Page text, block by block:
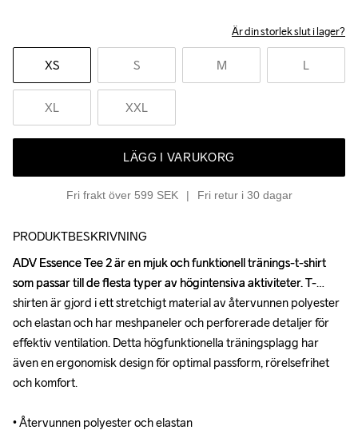
Är din storlek slut i lager?
XS S M L
XL XXL
LÄGG I VARUKORG
Fri frakt över 599 SEK Fri retur i 30 dagar
PRODUKTBESKRIVNING
ADV Essence Tee 2 är en mjuk och funktionell tränings-t-shirt
som passar till de flesta typer av högintensiva aktiviteter. T-
shirten är gjord i ett stretchigt material av återvunnen polyester
och elastan och har meshpaneler och perforerade detaljer för
effektiv ventilation. Detta högfunktionella träningsplagg har
även en ergonomisk design för optimal passform, rörelsefrihet
och komfort.
• Återvunnen polyester och elastan
ADV Essence Tee 2 är en mjuk och funktionell tränings-t-shirt
som passar till de flesta typer av högintensiva aktiviteter. T-
shirten är gjord i ett stretchigt material av återvunnen polyester
och elastan och har meshpaneler och perforerade detaljer för
effektiv ventilation. Detta högfunktionella träningsplagg har
även en ergonomisk design för optimal passform, rörelsefrihet
och komfort.
• Återvunnen polyester och elastan